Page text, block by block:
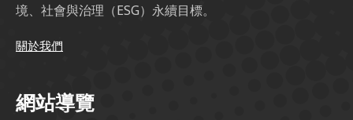
境、社會與治理（ESG）永續目標。
關於我們
網站導覽